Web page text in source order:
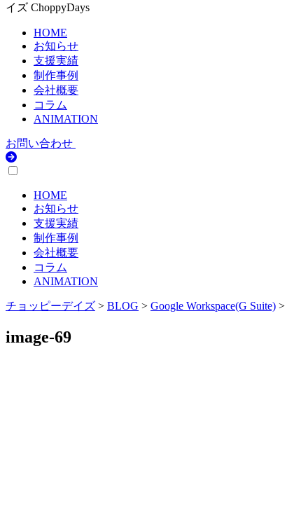
イズ ChoppyDays
HOME
お知らせ
支援実績
制作事例
会社概要
コラム
ANIMATION
お問い合わせ
HOME
お知らせ
支援実績
制作事例
会社概要
コラム
ANIMATION
チョッピーデイズ > BLOG > Google Workspace(G Suite) >
image-69